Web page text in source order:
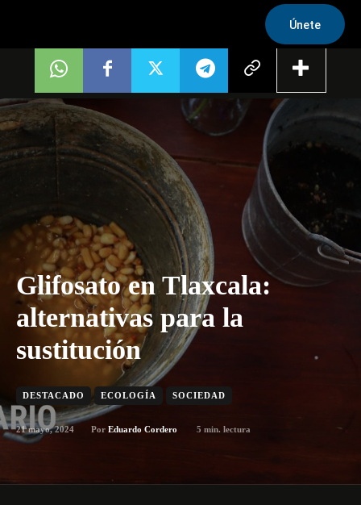
Únete
Glifosato en Tlaxcala:
alternativas para la
sustitución
DESTACADO ECOLOGÍA SOCIEDAD
21 mayo, 2024 Por Eduardo Cordero 5 min. lectura